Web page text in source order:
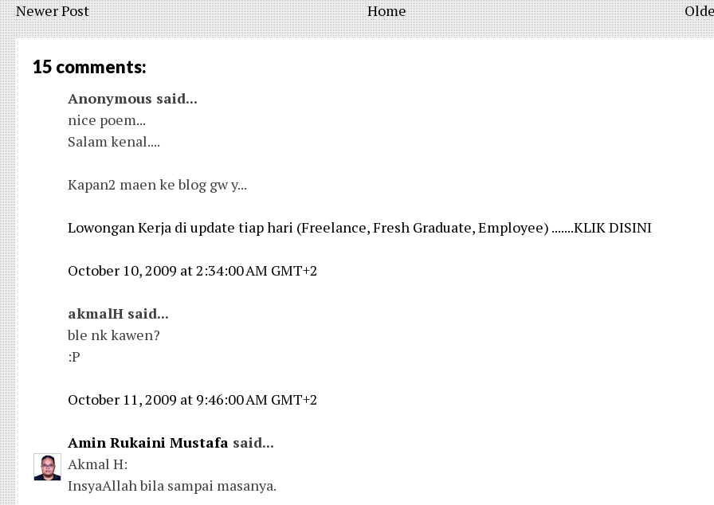
Newer Post Home
15 comments:
Anonymous said...
nice poem...
Salam kenal....
Kapan2 maen ke blog gw y...
Lowongan Kerja di update tiap hari (Freelance, Fresh Graduate, Employee) .......KLIK DISINI
October 10, 2009 at 2:34:00 AM GMT+2
akmalH said...
ble nk kawen?
:P
October 11, 2009 at 9:46:00 AM GMT+2
Amin Rukaini Mustafa said...
Akmal H:
InsyaAllah bila sampai masanya.